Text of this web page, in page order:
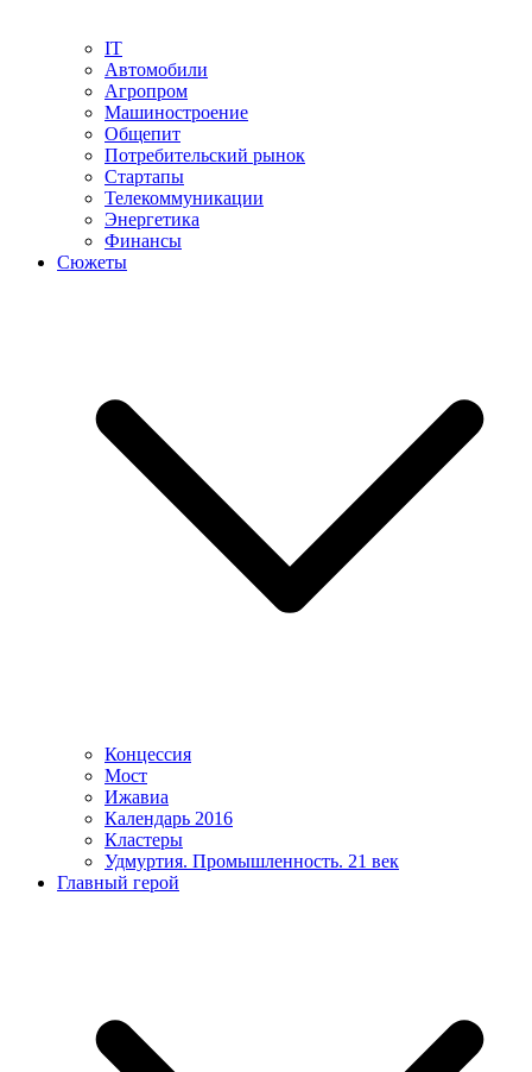
IT
Автомобили
Агропром
Машиностроение
Общепит
Потребительский рынок
Стартапы
Телекоммуникации
Энергетика
Финансы
Сюжеты
Концессия
Мост
Ижавиа
Календарь 2016
Кластеры
Удмуртия. Промышленность. 21 век
Главный герой